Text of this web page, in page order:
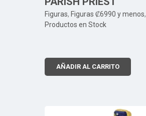
Figuras, Figuras ₡6990 y menos,
Productos en Stock
AÑADIR AL CARRITO